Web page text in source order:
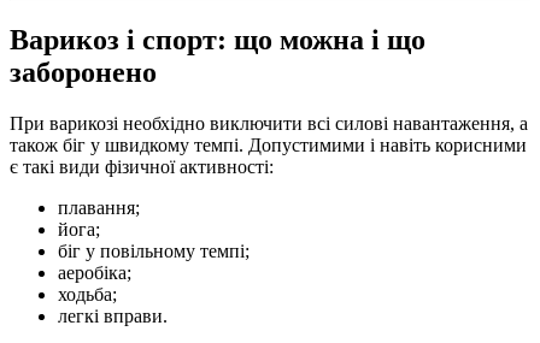
Варикоз і спорт: що можна і що
заборонено
При варикозі необхідно виключити всі силові навантаження, а
також біг у швидкому темпі. Допустимими і навіть корисними
є такі види фізичної активності:
плавання;
йога;
біг у повільному темпі;
аеробіка;
ходьба;
легкі вправи.